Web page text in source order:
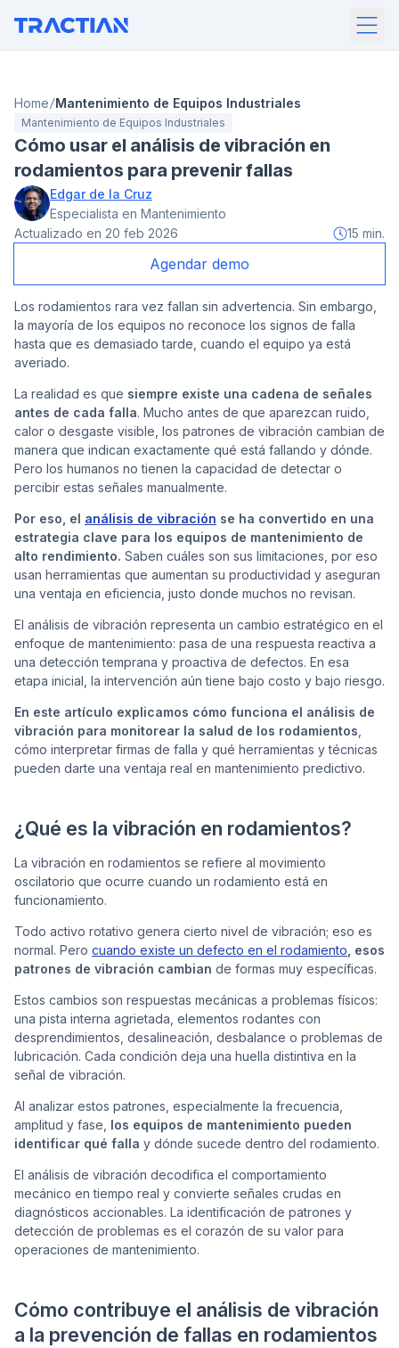
Home Mantenimiento de Equipos Industriales
Mantenimiento de Equipos Industriales
Cómo usar el análisis de vibración en
rodamientos para prevenir fallas
Edgar de la Cruz
Especialista en Mantenimiento
Actualizado en 20 feb 2026 15 min.
Agendar demo
Los rodamientos rara vez fallan sin advertencia. Sin embargo,
la mayoría de los equipos no reconoce los signos de falla
hasta que es demasiado tarde, cuando el equipo ya está
averiado.
La realidad es que siempre existe una cadena de señales
antes de cada falla. Mucho antes de que aparezcan ruido,
calor o desgaste visible, los patrones de vibración cambian de
manera que indican exactamente qué está fallando y dónde.
Pero los humanos no tienen la capacidad de detectar o
percibir estas señales manualmente.
Por eso, el análisis de vibración se ha convertido en una
estrategia clave para los equipos de mantenimiento de
alto rendimiento. Saben cuáles son sus limitaciones, por eso
usan herramientas que aumentan su productividad y aseguran
una ventaja en eficiencia, justo donde muchos no revisan.
El análisis de vibración representa un cambio estratégico en el
enfoque de mantenimiento: pasa de una respuesta reactiva a
una detección temprana y proactiva de defectos. En esa
etapa inicial, la intervención aún tiene bajo costo y bajo riesgo.
En este artículo explicamos cómo funciona el análisis de
vibración para monitorear la salud de los rodamientos
cómo interpretar firmas de falla y qué herramientas y técnicas
pueden darte una ventaja real en mantenimiento predictivo.
¿Qué es la vibración en rodamientos?
La vibración en rodamientos se refiere al movimiento
oscilatorio que ocurre cuando un rodamiento está en
funcionamiento.
Todo activo rotativo genera cierto nivel de vibración; eso es
normal. Pero cuando existe un defecto en el rodamiento , esos
patrones de vibración cambian de formas muy específicas.
Estos cambios son respuestas mecánicas a problemas físicos:
una pista interna agrietada, elementos rodantes con
desprendimientos, desalineación, desbalance o problemas de
lubricación. Cada condición deja una huella distintiva en la
señal de vibración.
Al analizar estos patrones, especialmente la frecuencia,
amplitud y fase, los equipos de mantenimiento pueden
identificar qué falla y dónde sucede dentro del rodamiento.
El análisis de vibración decodifica el comportamiento
mecánico en tiempo real y convierte señales crudas en
diagnósticos accionables. La identificación de patrones y
detección de problemas es el corazón de su valor para
operaciones de mantenimiento.
Cómo contribuye el análisis de vibración
a la prevención de fallas en rodamientos